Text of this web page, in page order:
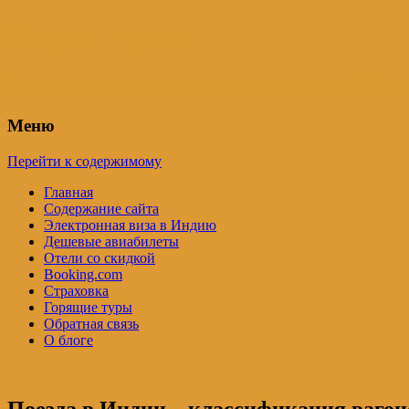
Меню
Перейти к содержимому
Главная
Содержание сайта
Электронная виза в Индию
Дешевые авиабилеты
Отели со скидкой
Booking.com
Страховка
Горящие туры
Обратная связь
О блоге